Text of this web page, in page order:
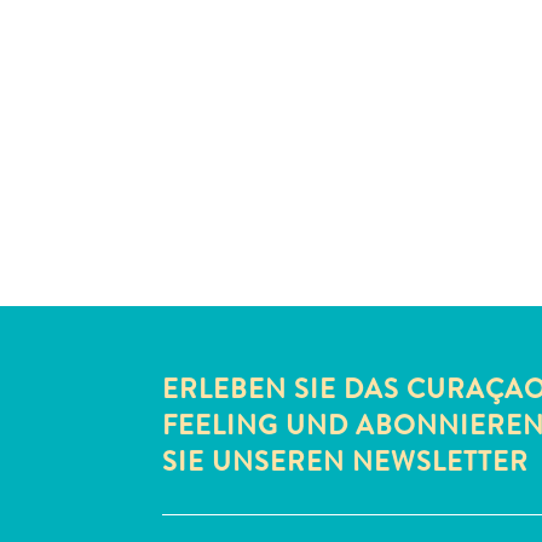
ERLEBEN SIE DAS
FEELING UND
SIE UNSEREN NEWSLETTER